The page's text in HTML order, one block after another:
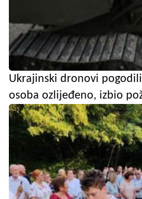
Ukrajinski dronovi
osoba ozlijeđeno, izbio